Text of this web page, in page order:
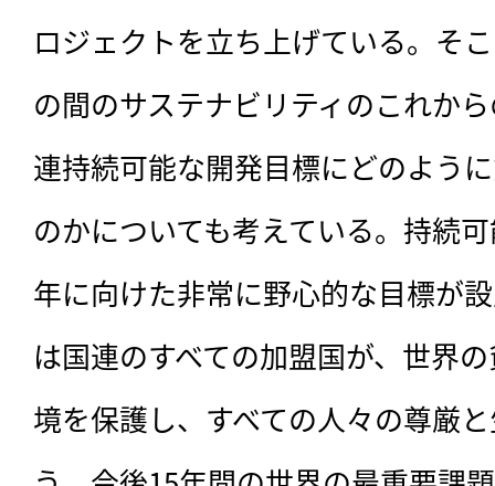
ロジェクトを立ち上げている。そ
の間のサステナビリティのこれか
連持続可能な開発目標にどのよう
のかについても考えている。持続
年に向けた非常に野心的な目標が
は国連のすべての加盟国が、世界
境を保護し、すべての人々の尊厳